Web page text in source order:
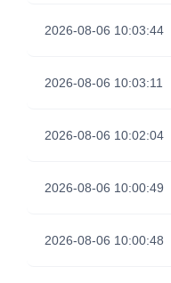
2026-08-06 10:03:44
2026-08-06 10:03:11
2026-08-06 10:02:04
2026-08-06 10:00:49
2026-08-06 10:00:48